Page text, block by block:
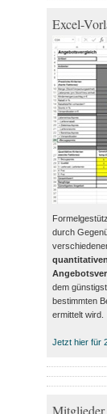
Excel-
durch
dem
bestimmten
ermittelt wird.
Jetzt hier für